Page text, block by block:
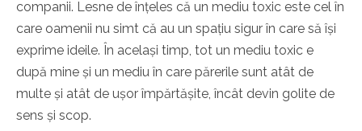
companii. Lesne de înțeles că un mediu toxic este cel în
care oamenii nu simt că au un spațiu sigur în care să își
exprime ideile. În același timp, tot un mediu toxic e
după mine și un mediu în care părerile sunt atât de
multe și atât de ușor împărtășite, încât devin golite de
sens și scop.